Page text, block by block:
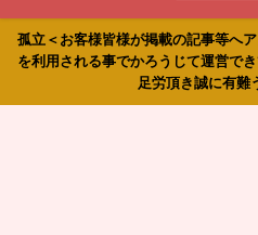
孤立＜お客様皆様が掲載の記事等へ
を利用される事でかろうじて運営で
足労頂き誠に有難